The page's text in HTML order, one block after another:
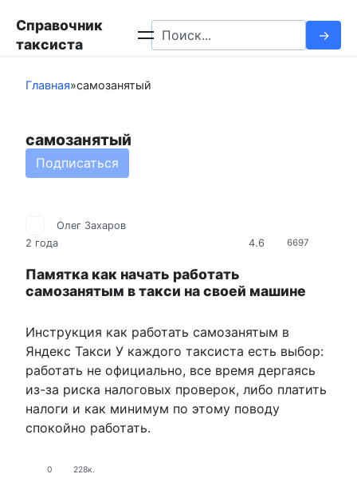
контенту
Справочник
таксиста
Search
for:
Главная»самозанятый
самозанятый
Подписаться
6697
4.6
Олег Захаров
2 года
Памятка как начать работать
самозанятым в такси на своей машине
Инструкция как работать самозанятым в
Яндекс Такси У каждого таксиста есть выбор:
работать не официально, все время дергаясь
из-за риска налоговых проверок, либо платить
налоги и как минимум по этому поводу
спокойно работать.
0 228к.